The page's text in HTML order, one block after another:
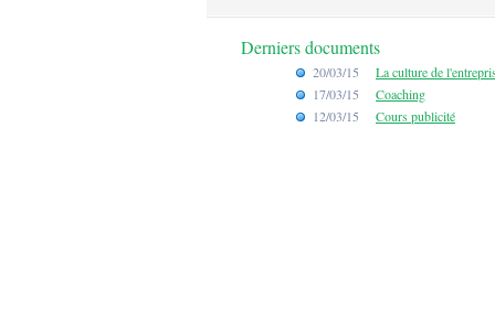
Derniers documents
20/03/15
La culture de
17/03/15
Coaching
12/03/15
Cours publicité